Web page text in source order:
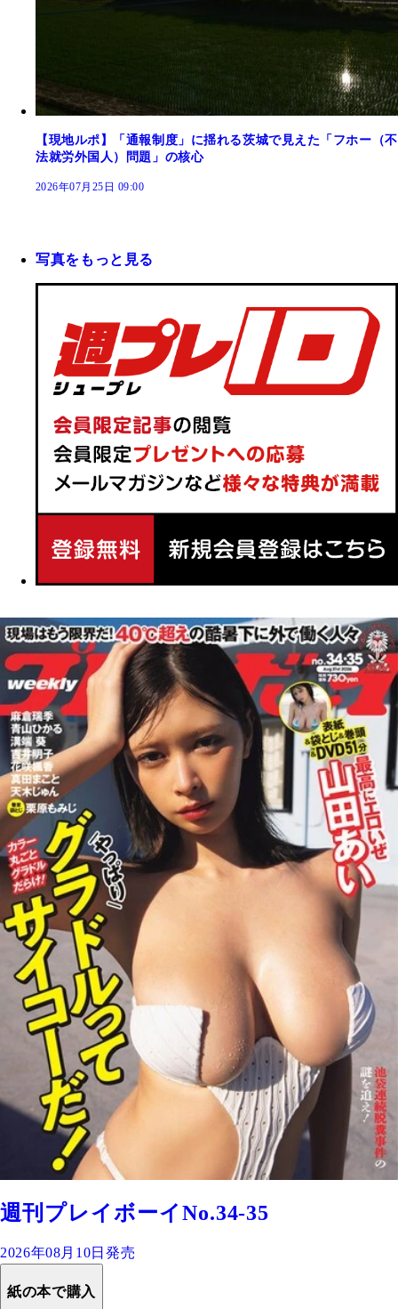
【現地ルポ】「通報制度」に揺れる茨城で見えた「フホー（不
法就労外国人）問題」の核心
2026年07月25日 09:00
写真をもっと見る
週刊プレイボーイNo.34-35
2026年08月10日発売
紙の本で購入